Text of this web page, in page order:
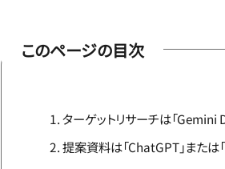
このページの目次
ターゲットリサーチは「Gemini
提案資料は「ChatGPT」または